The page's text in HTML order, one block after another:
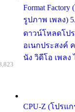
Format
รูปภาพ เพลง)
ดาวน์โหลดโปร
อเนกประสงค์
นัง วิดีโอ เพลง
CPU-Z (โปรแ